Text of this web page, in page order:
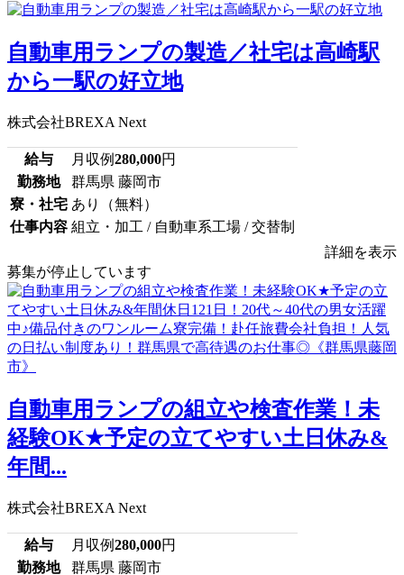
自動車用ランプの製造／社宅は高崎駅
から一駅の好立地
株式会社BREXA Next
給与 月収例280,000円
勤務地
群馬県 藤岡市
寮・社宅 あり（無料）
仕事内容 組立・加工 / 自動車系工場 / 交替制
詳細を表示
募集が停止しています
自動車用ランプの組立や検査作業！未
経験OK★予定の立てやすい土日休み&
年間...
株式会社BREXA Next
給与 月収例280,000円
勤務地
群馬県 藤岡市